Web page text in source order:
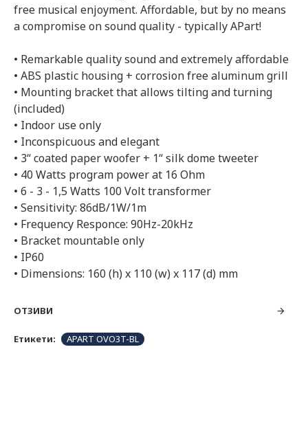
free musical enjoyment. Affordable, but by no means
a compromise on sound quality - typically APart!
• Remarkable quality sound and extremely affordable
• ABS plastic housing + corrosion free aluminum grill
• Mounting bracket that allows tilting and turning
(included)
• Indoor use only
• Inconspicuous and elegant
• 3“ coated paper woofer + 1“ silk dome tweeter
• 40 Watts program power at 16 Ohm
• 6 - 3 - 1,5 Watts 100 Volt transformer
• Sensitivity: 86dB/1W/1m
• Frequency Responce: 90Hz-20kHz
• Bracket mountable only
• IP60
• Dimensions: 160 (h) x 110 (w) x 117 (d) mm
ОТЗИВИ
Етикети: APART OVO3T-BL